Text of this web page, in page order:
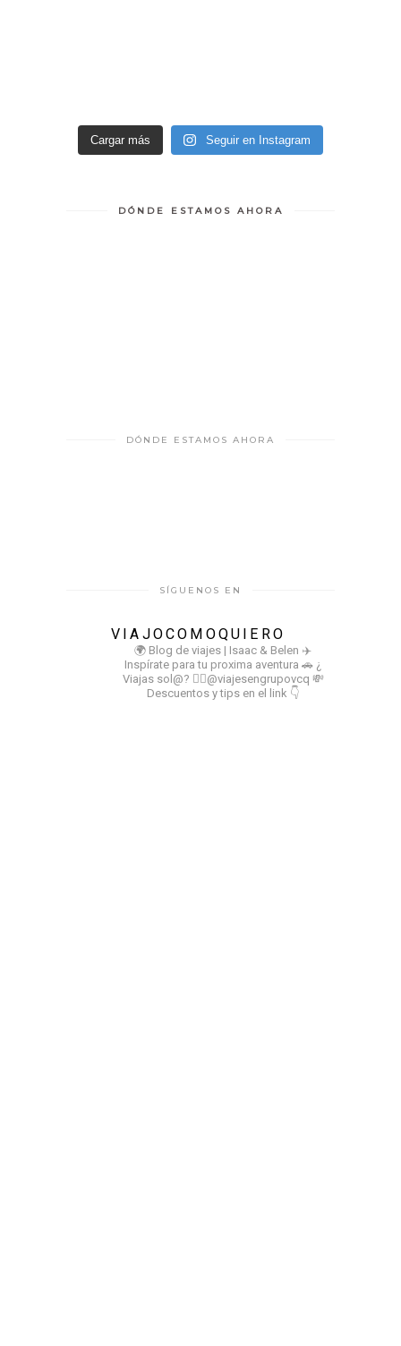
Cargar más Seguir en Instagram
DÓNDE ESTAMOS AHORA
DÓNDE ESTAMOS AHORA
SÍGUENOS EN
VIAJOCOMOQUIERO
🌍 Blog de viajes | Isaac & Belen ✈️
Inspírate para tu proxima aventura 🚗 ¿
Viajas sol@? 👉🏻@viajesengrupovcq 💸
Descuentos y tips en el link 👇